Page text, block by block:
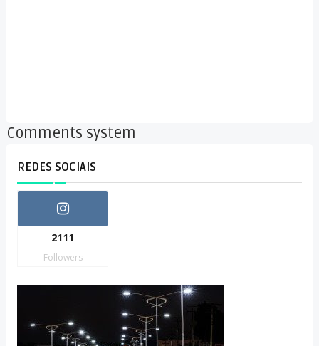
Comments system
REDES SOCIAIS
2111
Followers